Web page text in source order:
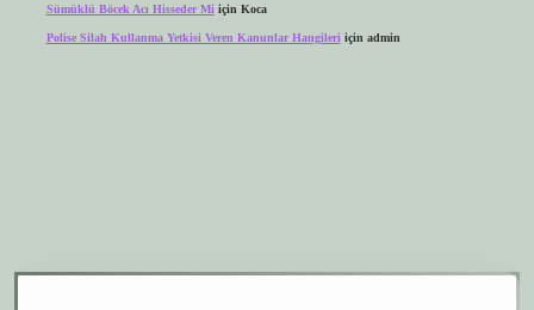
Sümüklü Böcek Acı Hisseder Mi için Koca
Polise Silah Kullanma Yetkisi Veren Kanunlar Hangileri için admin